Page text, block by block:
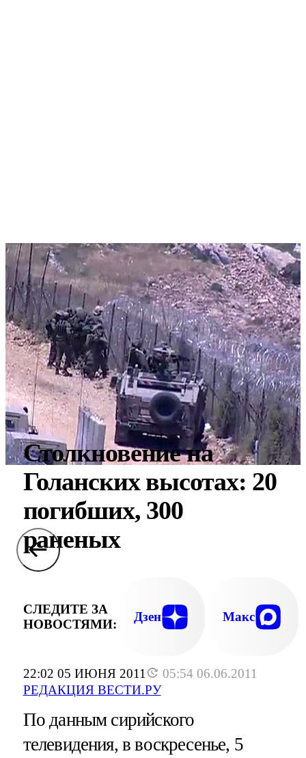
22:02 05 ИЮНЯ 2011
05:54 06.06.2011
РЕДАКЦИЯ ВЕСТИ.РУ
Столкновение на
Голанских высотах: 20
погибших, 300
раненых
СЛЕДИТЕ ЗА
НОВОСТЯМИ:
Дзен Макс
По данным сирийского
телевидения, в воскресенье, 5